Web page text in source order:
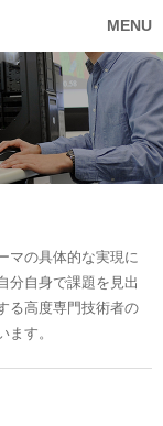
MENU
マの具体的な実現に
分自身で課題を見出
る高度専門技術者の
す。